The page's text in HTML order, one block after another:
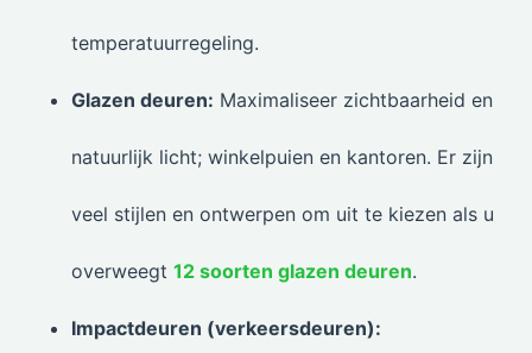
temperatuurregeling.
Glazen deuren: Maximaliseer zichtbaarheid en
natuurlijk licht; winkelpuien en kantoren. Er zijn
veel stijlen en ontwerpen om uit te kiezen als u
overweegt 12 soorten glazen deuren.
Impactdeuren (verkeersdeuren):